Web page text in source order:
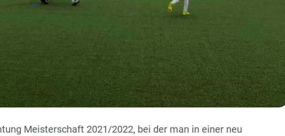
Meisterschaft 2021/2022, bei der man in einer neu